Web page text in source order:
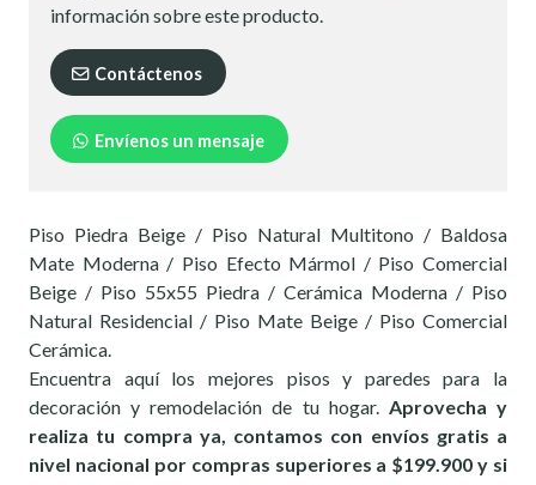
información sobre este producto.
Contáctenos
Envíenos un mensaje
Piso Piedra Beige / Piso Natural Multitono / Baldosa
Mate Moderna / Piso Efecto Mármol / Piso Comercial
Beige / Piso 55x55 Piedra / Cerámica Moderna / Piso
Natural Residencial / Piso Mate Beige / Piso Comercial
Cerámica.
Encuentra aquí los mejores pisos y paredes para la
decoración y remodelación de tu hogar. Aprovecha y
realiza tu compra ya, contamos con envíos gratis a
nivel nacional por compras superiores a $199.900 y si